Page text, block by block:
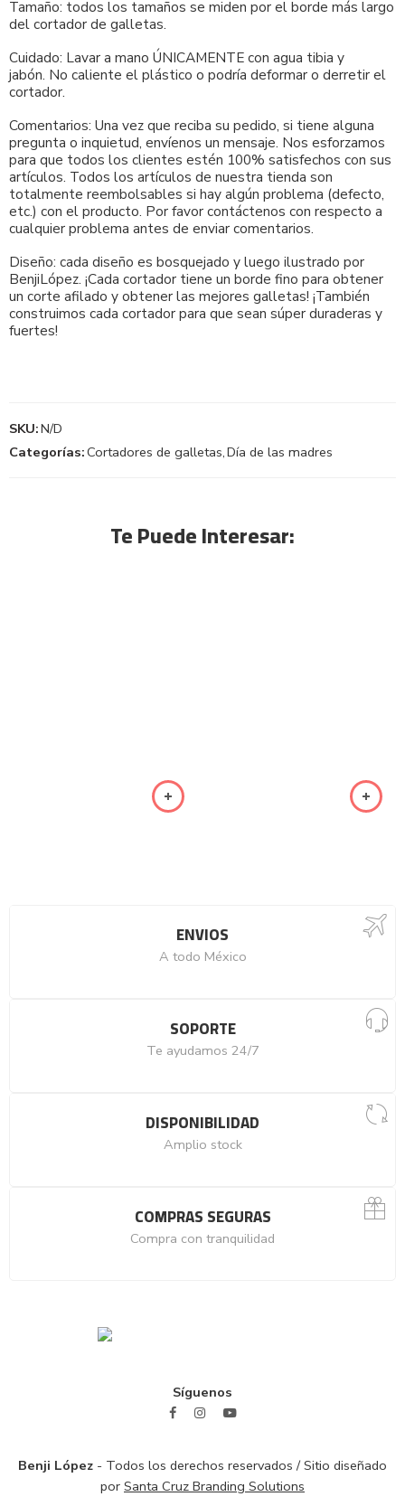
Tamaño: todos los tamaños se miden por el borde más largo
del cortador de galletas.
Cuidado: Lavar a mano ÚNICAMENTE con agua tibia y
jabón. No caliente el plástico o podría deformar o derretir el
cortador.
Comentarios: Una vez que reciba su pedido, si tiene alguna
pregunta o inquietud, envíenos un mensaje. Nos esforzamos
para que todos los clientes estén 100% satisfechos con sus
artículos. Todos los artículos de nuestra tienda son
totalmente reembolsables si hay algún problema (defecto,
etc.) con el producto. Por favor contáctenos con respecto a
cualquier problema antes de enviar comentarios.
Diseño: cada diseño es bosquejado y luego ilustrado por
BenjiLópez. ¡Cada cortador tiene un borde fino para obtener
un corte afilado y obtener las mejores galletas! ¡También
construimos cada cortador para que sean súper duraderas y
fuertes!
SKU:N/D
Categorías:Cortadores de galletas,Día de las madres
Te Puede Interesar:
ENVIOS
A todo México
SOPORTE
Te ayudamos 24/7
DISPONIBILIDAD
Amplio stock
COMPRAS SEGURAS
Compra con tranquilidad
Síguenos
Benji López - Todos los derechos reservados / Sitio diseñado
por Santa Cruz Branding Solutions